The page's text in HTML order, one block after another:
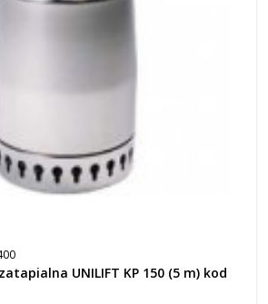
UNILIFT KP 150 (5 m) kod